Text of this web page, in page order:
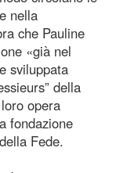
nella
che Pauline
«già nel
sviluppata
della
opera
fondazione
Fede.